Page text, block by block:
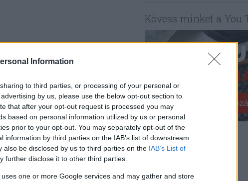
Information
to third parties, or processing of your personal or
by us, please use the below opt-out section to
that after your opt-out request is processed you may
based on personal information utilized by us or personal
prior to your opt-out. You may separately opt-out of the
information by third parties on the IAB’s list of downstream
also be disclosed by us to third parties on the IAB’s List of
further disclose it to other third parties.
one or more Google services and may gather and store
Kövess minket a You
Kategóriák
Ezamiénk!